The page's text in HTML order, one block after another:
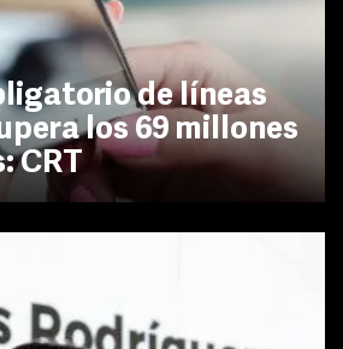
de líneas
los 69 millones
CRT